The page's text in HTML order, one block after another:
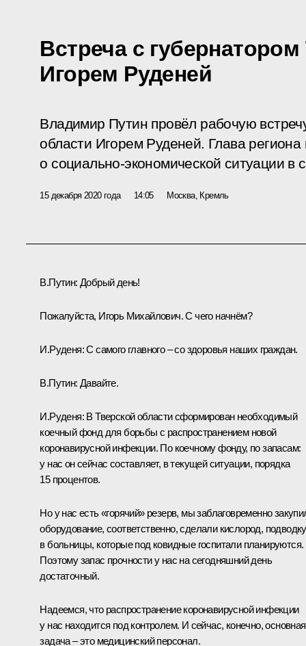
Встреча с
Игорем Руденей
Владимир Путин провёл рабочую
области Игорем Руденей. Глава
о социально-экономической ситуации в
15 декабря 2020 года 14:05 Москва, Кремль
В.Путин: Добрый день!
Пожалуйста, Игорь Михайлович. С чего начнём?
И.Руденя:С самого главного – со здоровья наших граждан.
В.Путин: Давайте.
И.Руденя: В Тверской области сформирован необходимый
коечный фонд для борьбы с распространением новой
коронавирусной инфекции. По коечному фонду, по запасам:
у нас он сейчас составляет, в текущей ситуации, порядка
15 процентов.
Но у нас есть «горячий» резерв, мы заблаговременно
оборудование, соответственно, сделали кислород, подводку
в больницы, которые под ковидные госпитали планируются.
Поэтому запас прочности у нас на сегодняшний день
достаточный.
Надеемся, что распространение коронавирусной инфекции
у нас находится под контролем. И сейчас, конечно, основная
задача – это медицинский персонал.